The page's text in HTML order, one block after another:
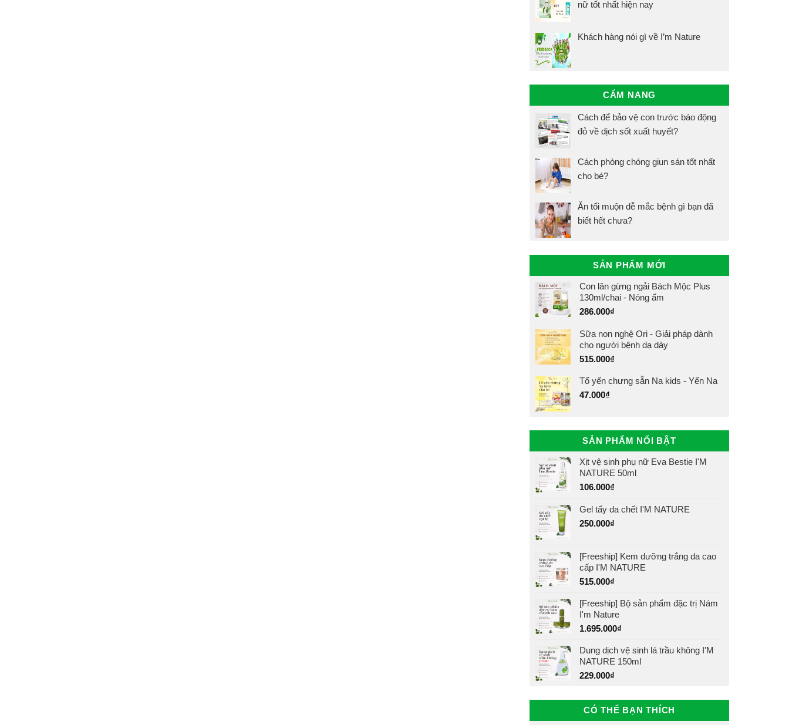
nữ tốt nhất hiện nay
Khách hàng nói gì về I’m Nature
CẨM NANG
Cách để bảo vệ con trước báo động
đỏ về dịch sốt xuất huyết?
Cách phòng chóng giun sán tốt nhất
cho bé?
Ăn tối muộn dễ mắc bệnh gì bạn đã
biết hết chưa?
SẢN PHẨM MỚI
Con lăn gừng ngải Bách Mộc Plus
130ml/chai - Nóng ấm
286.000₫
Sữa non nghệ Ori - Giải pháp dành
cho người bệnh dạ dày
515.000₫
Tổ yến chưng sẵn Na kids - Yến Na
47.000₫
SẢN PHẨM NỔI BẬT
Xịt vệ sinh phụ nữ Eva Bestie I'M
NATURE 50ml
106.000₫
Gel tẩy da chết I'M NATURE
250.000₫
[Freeship] Kem dưỡng trắng da cao
cấp I'M NATURE
515.000₫
[Freeship] Bộ sản phẩm đặc trị Nám
I'm Nature
1.695.000₫
Dung dịch vệ sinh lá trầu không I'M
NATURE 150ml
229.000₫
CÓ THỂ BẠN THÍCH